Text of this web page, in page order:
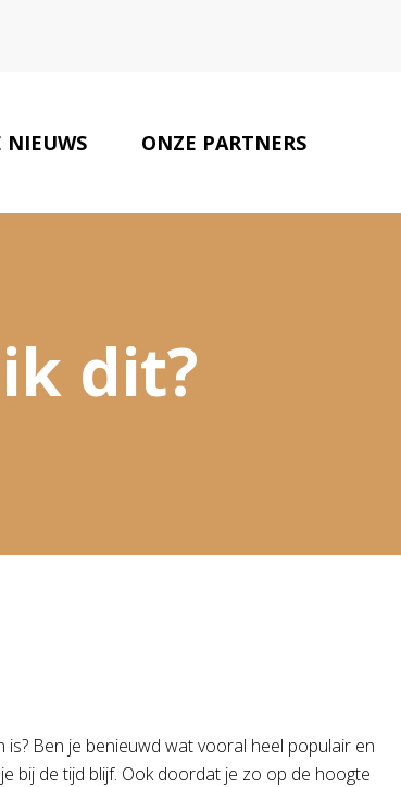
NIEUWS ONZE PARTNERS
dit?
Ben je benieuwd wat vooral heel populair en
bij de tijd blijf. Ook doordat je zo op de hoogte